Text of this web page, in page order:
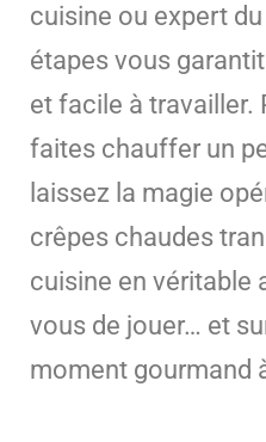
cuisine ou expert
étapes vous
et facile à travailler.
faites chauffer un
laissez la magie
crêpes chaudes
cuisine en véritable
vous de jouer… et
moment gourmand